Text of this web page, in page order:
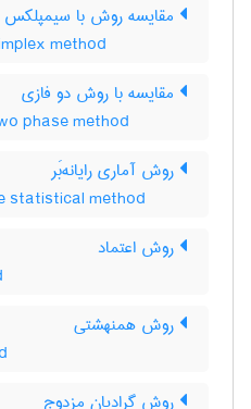
مقایسه روش با سیمپلکس
method
مقایسه با روش دو فازی
phase method
روش آماری رایانه‌بَر
statistical method
روش اعتماد
روش همنهشتی
روش گرادیان مزدوج